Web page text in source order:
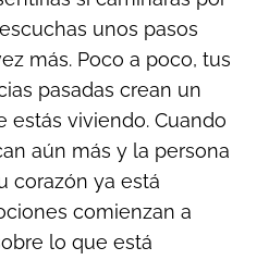
unos pasos
más. Poco a poco, tus
pasadas crean un
estás viviendo. Cuando
aún más y la persona
corazón ya está
comienzan a
lo que está